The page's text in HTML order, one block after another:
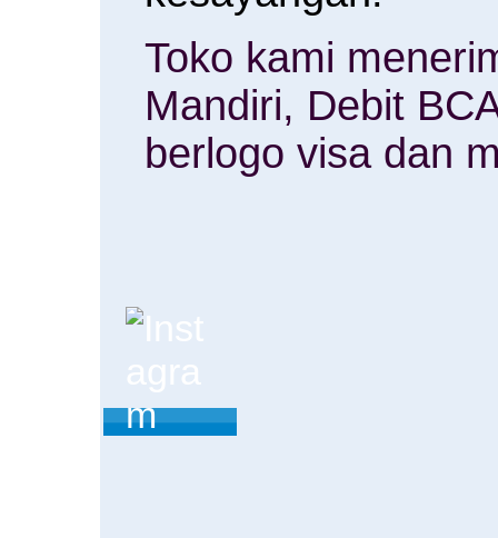
Toko kami
Mandiri, Debit
berlogo visa dan